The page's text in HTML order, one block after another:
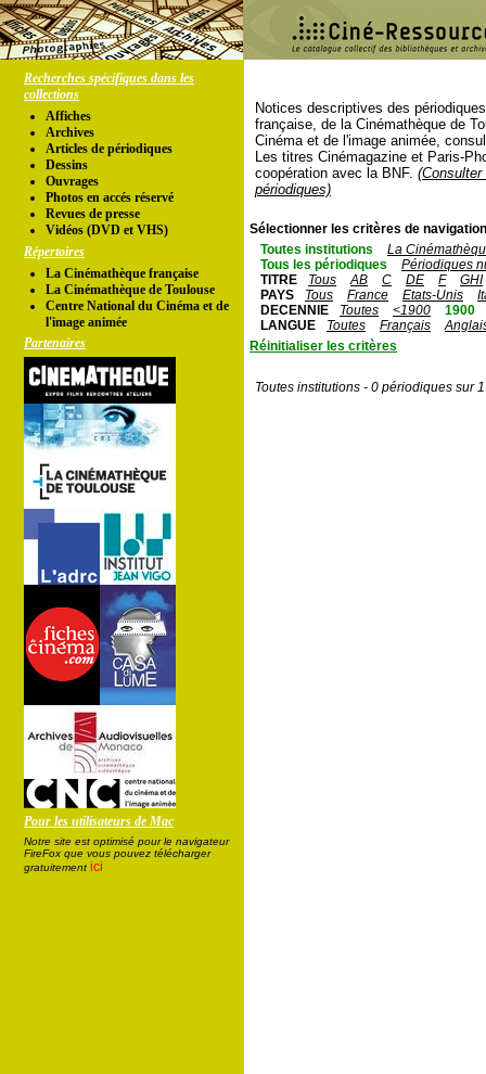
Recherches spécifiques dans les
collections
Affiches
Archives
Articles de périodiques
Dessins
Ouvrages
Photos en accés réservé
Revues de presse
Vidéos (DVD et VHS)
Répertoires
La Cinémathèque française
La Cinémathèque de Toulouse
Centre National du Cinéma et de
l'image animée
Partenaires
Pour les utilisateurs de Mac
Notre site est optimisé pour le navigateur
FireFox que vous pouvez télécharger
gratuitement ici
Notices descriptives des
française, de la Cinémathèque de
Cinéma et de l'image animée,
Les titres Cinémagazine et Paris-
coopération avec la BNF.
périodiques)
Sélectionner les critères de
Toutes institutions
La
Tous les périodiques
Périodiques
TITRE
Tous AB C DE F
GHI
PAYS
Tous France Etats-Unis
DECENNIE
Toutes <1900
1900
LANGUE
Toutes Français
Réinitialiser les critères
Toutes institutions - 0 périodiques sur